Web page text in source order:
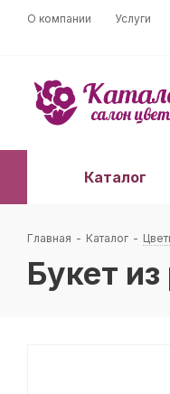
О компании Услуги
Каталог
Главная - Каталог -
Букет